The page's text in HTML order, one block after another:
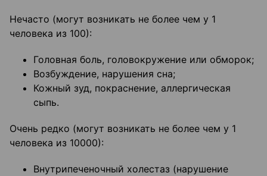
Нечасто (могут возникать не более чем у 1
человека из 100):
Головная боль, головокружение или обморок;
Возбуждение, нарушения сна;
Кожный зуд, покраснение, аллергическая
сыпь.
Очень редко (могут возникать не более чем у 1
человека из 10000):
Внутрипеченочный холестаз (нарушение